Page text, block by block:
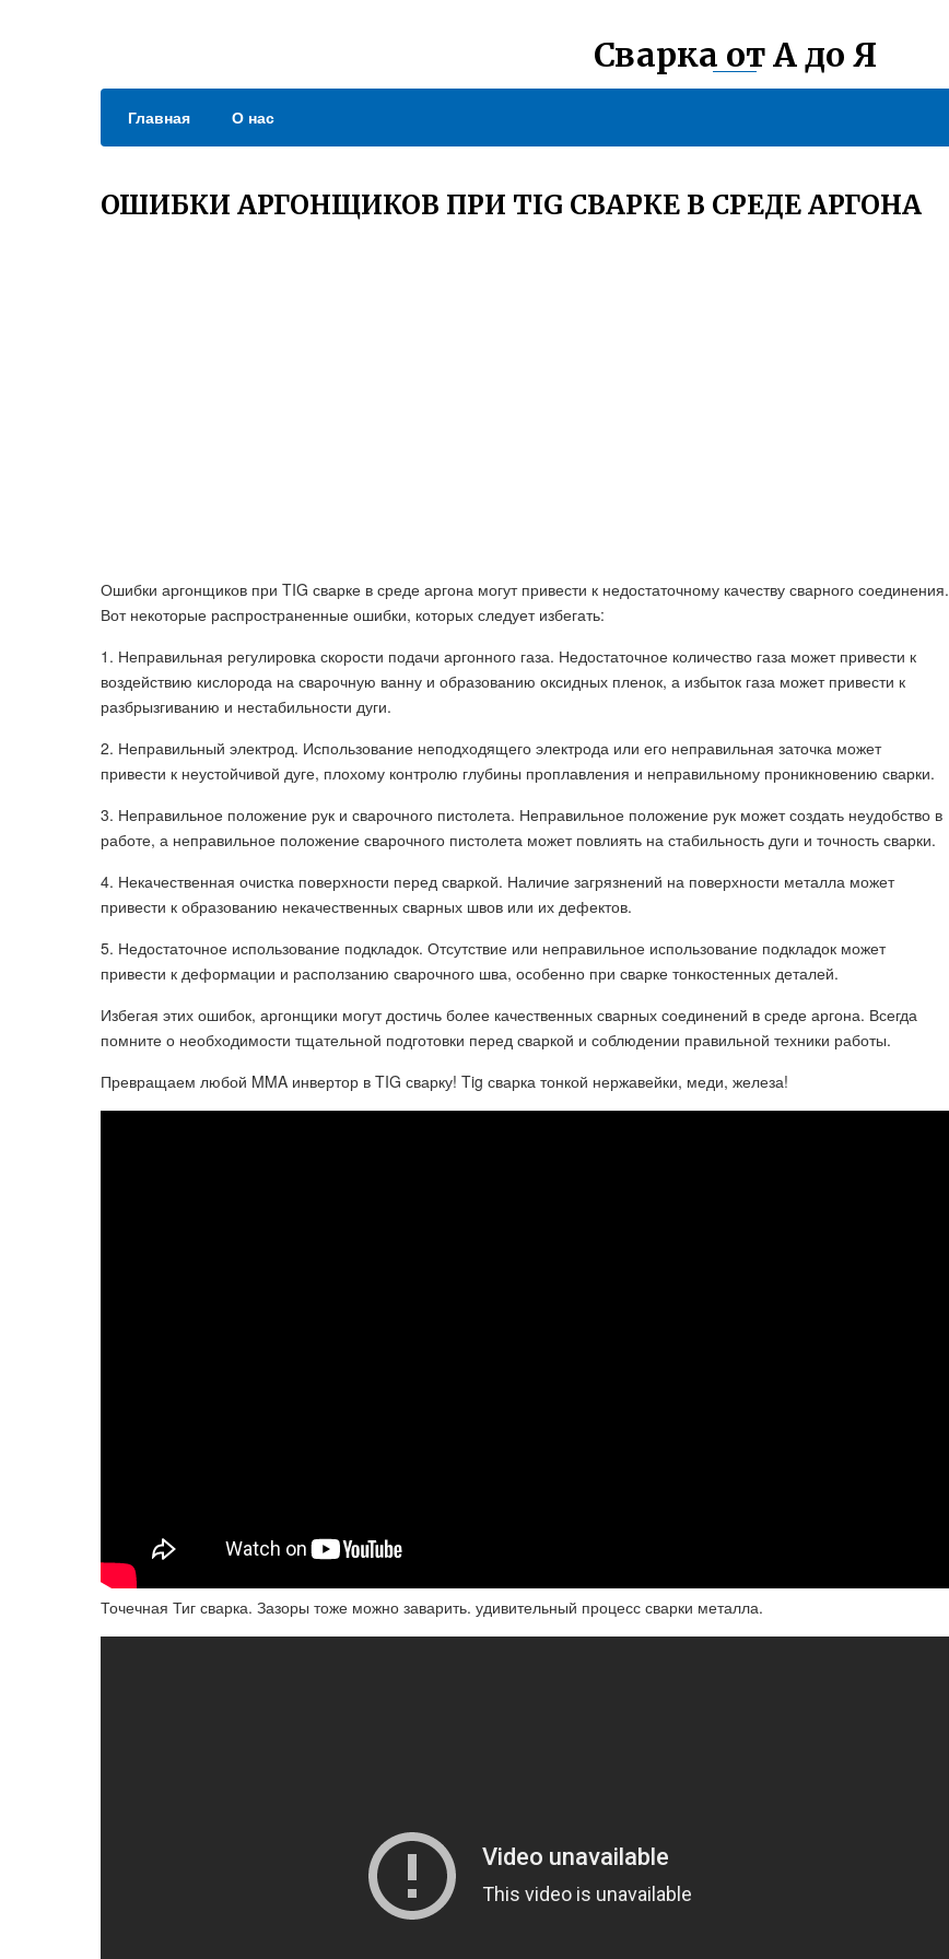
Сварка от А до Я
Главная О нас
ОШИБКИ АРГОНЩИКОВ ПРИ TIG СВАРКЕ В СРЕДЕ АРГОНА
Ошибки аргонщиков при TIG сварке в среде аргона могут привести к недостаточному качеству сварного соединения.
Вот некоторые распространенные ошибки, которых следует избегать:
1. Неправильная регулировка скорости подачи аргонного газа. Недостаточное количество газа может привести к
воздействию кислорода на сварочную ванну и образованию оксидных пленок, а избыток газа может привести к
разбрызгиванию и нестабильности дуги.
2. Неправильный электрод. Использование неподходящего электрода или его неправильная заточка может
привести к неустойчивой дуге, плохому контролю глубины проплавления и неправильному проникновению сварки.
3. Неправильное положение рук и сварочного пистолета. Неправильное положение рук может создать неудобство в
работе, а неправильное положение сварочного пистолета может повлиять на стабильность дуги и точность сварки.
4. Некачественная очистка поверхности перед сваркой. Наличие загрязнений на поверхности металла может
привести к образованию некачественных сварных швов или их дефектов.
5. Недостаточное использование подкладок. Отсутствие или неправильное использование подкладок может
привести к деформации и расползанию сварочного шва, особенно при сварке тонкостенных деталей.
Избегая этих ошибок, аргонщики могут достичь более качественных сварных соединений в среде аргона. Всегда
помните о необходимости тщательной подготовки перед сваркой и соблюдении правильной техники работы.
Превращаем любой MMA инвертор в TIG сварку! Tig сварка тонкой нержавейки, меди, железа!
Точечная Тиг сварка. Зазоры тоже можно заварить. удивительный процесс сварки металла.